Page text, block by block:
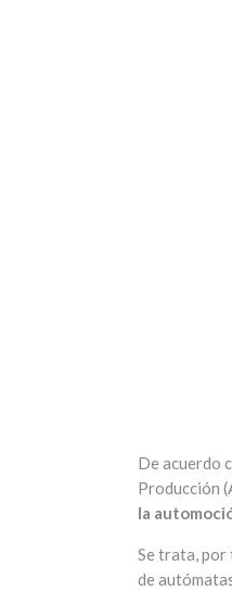
De acuerdo
Producción
la
Se trata, por
de